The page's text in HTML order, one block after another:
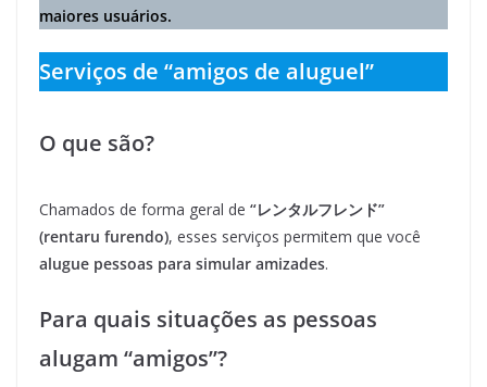
maiores usuários.
Serviços de “amigos de aluguel”
O que são?
Chamados de forma geral de “レンタルフレンド”
(rentaru furendo), esses serviços permitem que você
alugue pessoas para simular amizades.
Para quais situações as pessoas
alugam “amigos”?